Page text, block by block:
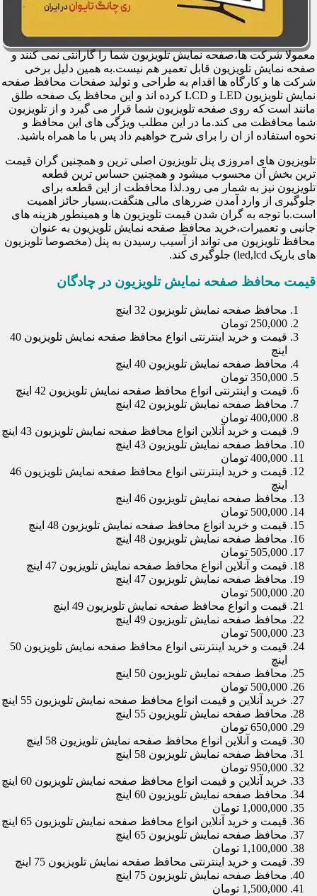
معمولا شرکت ها،صفحه نمایش تلویزیون شما را گارانتی نمی کنند و
صفحه نمایش تلویزیون قابل تعمیر هم نیست.به همین دلیل برخی
شرکت ها و کارگاه ها اقدام به طراحی و تولید صفحات محافظ صفحه
نمایش تلویزیون LED و LCD کرده اند و این محافظ یک صفحه طلق
مانند است که روی صفحه تلویزیون شما قرار می گیرد و از تلویزیون
شما محافظت می کند.ما در این مطلب ویژگی های این محافظ و
نحوه استفاده از ان را برای شرح خواهیم داد پس با ما همراه باشید.
تلویزیون های امروزی پنل تلویزیون اصلی ترین و همچنین گران قیمت
ترین بخش آن محسوب میشود و همچنین حساس ترین قطعه
تلویزیون نیز به شمار می رود.لذا محافظت از این قطعه برای
جلوگیری از وارد آمدن ضررهای مالی هنگفت،بسیار حائز اهمیت
است.با توجه به گران شدن قیمت تلویزیون ها و همینطور هزینه های
جانبی و تعمیرات،خرید محافظ صفحه نمایش تلویزیون به عنوان
محافظ تلویزیون می تواند از آسیب رسیدن به پنل (مخصوصا تلویزیون
های باریک led,lcd) جلوگیری کند.
قیمت محافظ صفحه نمایش تلویزیون در چادگان
محافظ صفحه نمایش تلویزیون 32 اینچ
250,000 تومان
قیمت و خرید اینترنتی انواع محافظ صفحه نمایش تلویزیون 40
اینچ
محافظ صفحه نمایش تلویزیون 40 اینچ
350,000 تومان
قیمت و اینترنتی انواع محافظ صفحه نمایش تلویزیون 42 اینچ
محافظ صفحه نمایش تلویزیون 42 اینچ
400,000 تومان
قیمت و خرید آنلاین انواع محافظ صفحه نمایش تلویزیون 43 اینچ
محافظ صفحه نمایش تلویزیون 43 اینچ
400,000 تومان
قیمت و خرید اینترنتی انواع محافظ صفحه نمایش تلویزیون 46
اینچ
محافظ صفحه نمایش تلویزیون 46 اینچ
500,000 تومان
قیمت و خرید انواع محافظ صفحه نمایش تلویزیون 48 اینچ
محافظ صفحه نمایش تلویزیون 48 اینچ
505,000 تومان
قیمت و آنلاین انواع محافظ صفحه نمایش تلویزیون 47 اینچ
محافظ صفحه نمایش تلویزیون 47 اینچ
500,000 تومان
قیمت و انواع محافظ صفحه نمایش تلویزیون 49 اینچ
محافظ صفحه نمایش تلویزیون 49 اینچ
500,000 تومان
قیمت و خرید اینترنتی انواع محافظ صفحه نمایش تلویزیون 50
اینچ
محافظ صفحه نمایش تلویزیون 50 اینچ
500,000 تومان
خرید آنلاین و قیمت انواع محافظ صفحه نمایش تلویزیون 55 اینچ
محافظ صفحه نمایش تلویزیون 55 اینچ
650,000 تومان
قیمت و آنلاین انواع محافظ صفحه نمایش تلویزیون 58 اینچ
محافظ صفحه نمایش تلویزیون 58 اینچ
950,000 تومان
خرید آنلاین و قیمت انواع محافظ صفحه نمایش تلویزیون 60 اینچ
محافظ صفحه نمایش تلویزیون 60 اینچ
1,000,000 تومان
قیمت و خرید آنلاین انواع محافظ صفحه نمایش تلویزیون 65 اینچ
محافظ صفحه نمایش تلویزیون 65 اینچ
1,100,000 تومان
قیمت و خرید اینترنتی محافظ صفحه نمایش تلویزیون 75 اینچ
محافظ صفحه نمایش تلویزیون 75 اینچ
1,500,000 تومان